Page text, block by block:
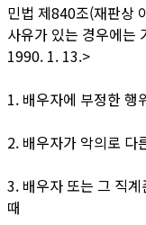
민법 제840조(재판상
사유가 있는 경우에는
1990. 1. 13.>
1. 배우자에 부정한 행
2. 배우자가 악의로 다
3. 배우자 또는 그 직
때